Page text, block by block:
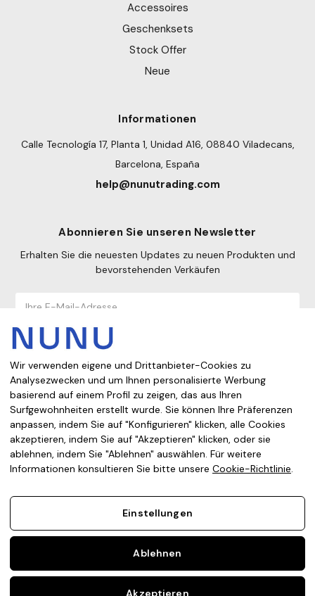
Accessoires
Geschenksets
Stock Offer
Neue
Informationen
Calle Tecnología 17, Planta 1, Unidad A16, 08840 Viladecans,
Barcelona, España
help@nunutrading.com
Abonnieren Sie unseren Newsletter
Erhalten Sie die neuesten Updates zu neuen Produkten und
bevorstehenden Verkäufen
Adresse
Aus welchem Land kaufen Sie ein?
ImpressumDatenschutzerklärungCookie-richtlinie
Wir verwenden eigene und Drittanbieter-Cookies zu
Analysezwecken und um Ihnen personalisierte Werbung
basierend auf einem Profil zu zeigen, das aus Ihren
Surfgewohnheiten erstellt wurde. Sie können Ihre Präferenzen
anpassen, indem Sie auf "Konfigurieren" klicken, alle Cookies
akzeptieren, indem Sie auf "Akzeptieren" klicken, oder sie
ablehnen, indem Sie "Ablehnen" auswählen. Für weitere
Informationen konsultieren Sie bitte unsere Cookie-Richtlinie.
Einstellungen
Ablehnen
Akzeptieren